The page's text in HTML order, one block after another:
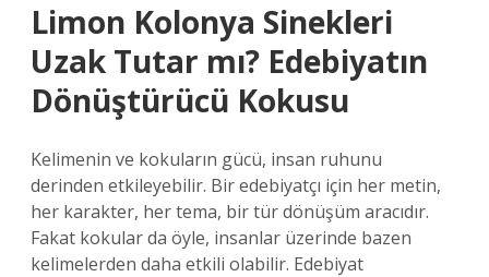
Limon Kolonya Sinekleri
Uzak Tutar mı? Edebiyatın
Dönüştürücü Kokusu
Kelimenin ve kokuların gücü, insan ruhunu
derinden etkileyebilir. Bir edebiyatçı için her metin,
her karakter, her tema, bir tür dönüşüm aracıdır.
Fakat kokular da öyle, insanlar üzerinde bazen
kelimelerden daha etkili olabilir. Edebiyat